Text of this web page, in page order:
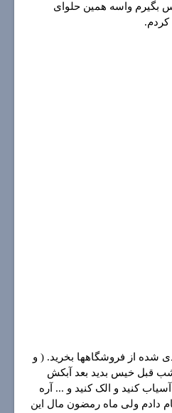
بگیرم واسه همین حلوای
شده از فروشگاهها بخرید. ( و
شب قبل خیس بدید بعد آبکش
که خشک شد 3 بار آسیاب کنید و الک کنید و ... آره
دادم ولی ماه رمضون مال این